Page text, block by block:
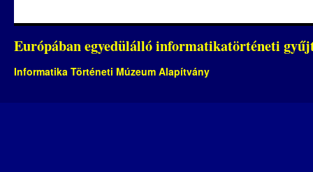
Európában egyedülálló informatikatörténeti
Informatika Történeti Múzeum Alapítvány